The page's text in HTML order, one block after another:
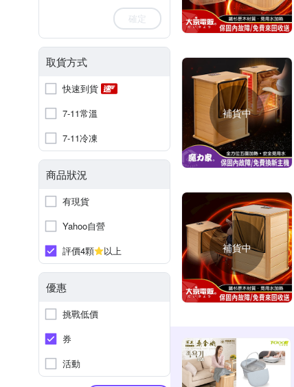
確定
取貨方式
快速到貨
7-11常溫
7-11冷凍
商品狀況
有現貨
Yahoo自營
評價4顆
以上
優惠
挑戰低價
券
活動
補貨中
補貨中